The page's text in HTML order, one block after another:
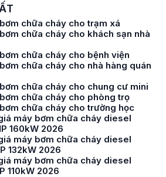
chữa cháy cho trạm xá
chữa cháy cho khách sạn nhà
chữa cháy cho bệnh viện
chữa cháy cho nhà hàng quán
chữa cháy cho chung cư mini
chữa cháy cho phòng trọ
chữa cháy cho trường học
máy bơm chữa cháy diesel
160kW 2026
máy bơm chữa cháy diesel
132kW 2026
máy bơm chữa cháy diesel
110kW 2026